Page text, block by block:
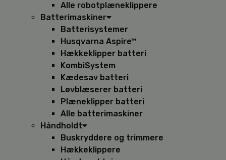
Alle robotplæneklippere
Batterimaskiner
Batterisystemer
Husqvarna Aspire™
Hækkeklipper batteri
KombiSystem
Kædesav batteri
Løvblæserer batteri
Plæneklipper batteri
Alle batterimaskiner
Håndholdt
Buskryddere og trimmere
Hækkeklippere